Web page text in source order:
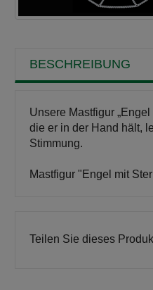
BESCHREIBUNG
Unsere Mastfigur
die er in der Hand hält,
Stimmung.
Mastfigur "Engel mit
Teilen Sie dieses